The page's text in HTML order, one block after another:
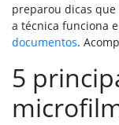
preparou dicas
a técnica funciona
documentos.
5